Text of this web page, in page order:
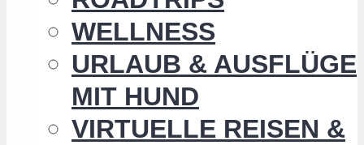
WELLNESS
URLAUB & AUSFLÜGE
MIT HUND
VIRTUELLE REISEN &